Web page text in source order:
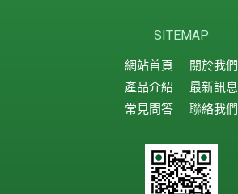
SITEMAP
網站首頁
關於我們
產品介紹
最新訊息
常見問答
聯絡我們